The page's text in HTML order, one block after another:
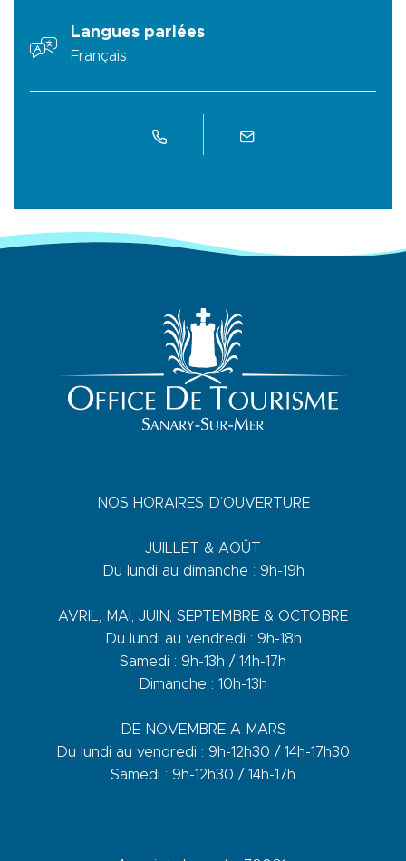
Langues parlées
Français
NOS HORAIRES D’OUVERTURE
JUILLET & AOÛT
Du lundi au dimanche : 9h-19h
AVRIL, MAI, JUIN, SEPTEMBRE & OCTOBRE
Du lundi au vendredi : 9h-18h
Samedi : 9h-13h / 14h-17h
Dimanche : 10h-13h
DE NOVEMBRE A MARS
Du lundi au vendredi : 9h-12h30 / 14h-17h30
Samedi : 9h-12h30 / 14h-17h